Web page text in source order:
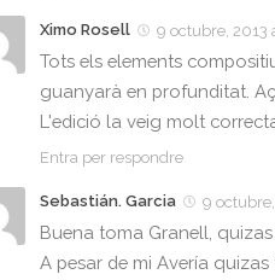
Ximo Rosell 9 octubre, 2013
Tots els elements
guanyarà en profunditat.
L'edició la veig molt
Entra per respondre
Sebastián. Garcia 9
Buena toma Granell,
A pesar de mi Avería